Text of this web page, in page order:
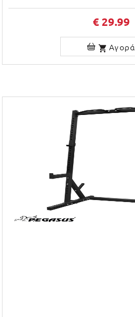
€ 29.99
Αγορά